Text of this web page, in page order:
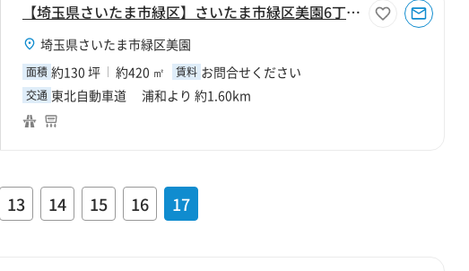
【埼玉県さいたま市緑区】さいたま市緑区美園6丁目130坪事務所
埼玉県さいたま市緑区美園
面積 約130 坪 約420 ㎡ 賃料 お問合せください
交通 東北自動車道 浦和より 約1.60km
13 14 15 16 17